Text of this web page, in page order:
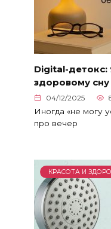
Digital-детокс:
здоровому сну
04/12/2025
Иногда «не могу
про вечер
КРАСОТА И